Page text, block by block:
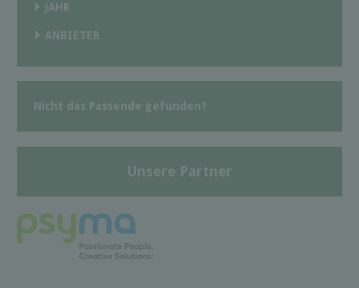
JAHR
ANBIETER
Nicht das Passende gefunden?
Unsere Partner